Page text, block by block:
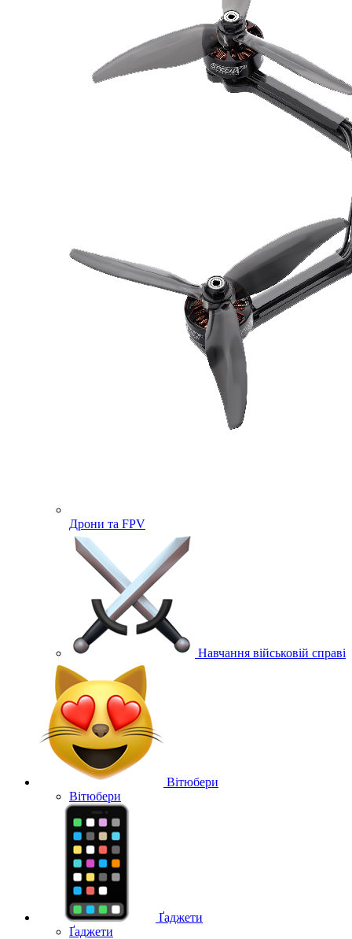
Дрони та FPV
Навчання військовій справі
Вітюбери
Вітюбери
Ґаджети
Ґаджети